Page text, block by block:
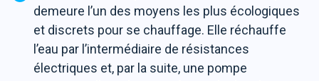
demeure l’un des moyens les plus écologiques
et discrets pour se chauffage. Elle réchauffe
l’eau par l’intermédiaire de résistances
électriques et, par la suite, une pompe